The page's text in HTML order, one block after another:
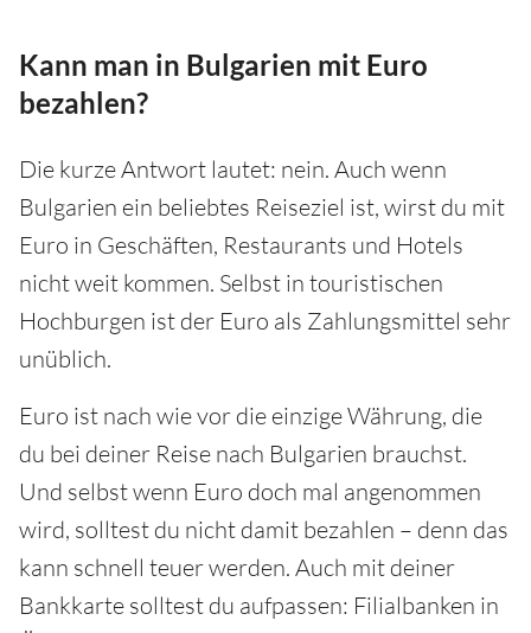
Kann man in Bulgarien mit Euro
bezahlen?
Die kurze Antwort lautet: nein. Auch wenn
Bulgarien ein beliebtes Reiseziel ist, wirst du mit
Euro in Geschäften, Restaurants und Hotels
nicht weit kommen. Selbst in touristischen
Hochburgen ist der Euro als Zahlungsmittel sehr
unüblich.
Euro ist nach wie vor die einzige Währung, die
du bei deiner Reise nach Bulgarien brauchst.
Und selbst wenn Euro doch mal angenommen
wird, solltest du nicht damit bezahlen – denn das
kann schnell teuer werden. Auch mit deiner
Bankkarte solltest du aufpassen: Filialbanken in